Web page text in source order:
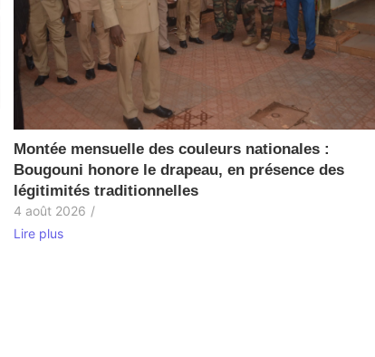
Montée mensuelle des couleurs nationales :
Bougouni honore le drapeau, en présence des
légitimités traditionnelles
4 août 2026 /
Lire plus